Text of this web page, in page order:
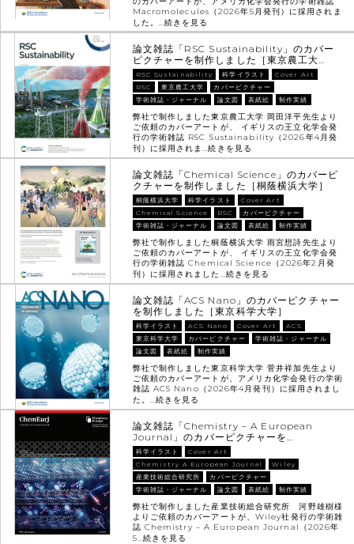
Macromolecules（2026年5月発刊）に採用されま
した。…続きを見る
論文雑誌「RSC Sustainability」のカバー
ピクチャーを制作しました［東京農工大…
RSC Sustainability 科学イラスト
Cover Art
RSC
東京農工大学
カバーピクチャー
学術雑誌・ジャーナル
論文図 表紙絵 制作実績
弊社で制作しました東京農工大学 岡田洋平先生より
ご依頼のカバーアートが、 イギリスの王立化学会発
行の学術雑誌 RSC Sustainability（2026年4月発
刊）に採用されま…続きを見る
論文雑誌「Chemical Science」のカバーピ
クチャーを制作しました［桐蔭横浜大学］
桐蔭横浜大学 科学イラスト
Cover Art
Chemical Science
RSC
カバーピクチャー
学術雑誌・ジャーナル
論文図 表紙絵 制作実績
弊社で制作しました桐蔭横浜大学 雨宮想詩先生より
ご依頼のカバーアートが、 イギリスの王立化学会発
行の学術雑誌 Chemical Science（2026年2月発
刊）に採用されました…続きを見る
論文雑誌「ACS Nano」のカバーピクチャー
を制作しました［東京科学大学］
科学イラスト ACS Nano Cover Art
ACS
東京科学大学
カバーピクチャー
学術雑誌・ジャーナル
論文図
表紙絵 制作実績
弊社で制作しました東京科学大学 菅井祥加先生より
ご依頼のカバーアートが、アメリカ化学会発行の学術
雑誌 ACS Nano（2026年4月発刊）に採用されまし
た。…続きを見る
論文雑誌「Chemistry – A European
Journal」のカバーピクチャーを…
科学イラスト
Cover Art
Chemistry A European Journal
Wiley
産業技術総合研究所
カバーピクチャー
学術雑誌・ジャーナル
論文図 表紙絵 制作実績
弊社で制作しました産業技術総合研究所 河野雄樹様
よりご依頼のカバーアートが、Wiley社発行の学術雑
誌 Chemistry – A European Journal（2026年
5…続きを見る